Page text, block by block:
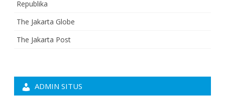
Republika
The Jakarta Globe
The Jakarta Post
ADMIN SITUS